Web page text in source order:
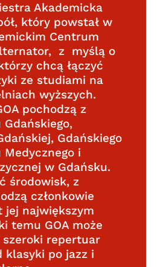
Akademicka
który powstał w
Centrum
z myślą o
chcą łączyć
ze studiami na
wyższych.
pochodzą z
Gdańskiego
i
w Gdańsku.
środowisk, z
członkowie
jej największym
temu GOA może
repertuar
klasyki po jazz i